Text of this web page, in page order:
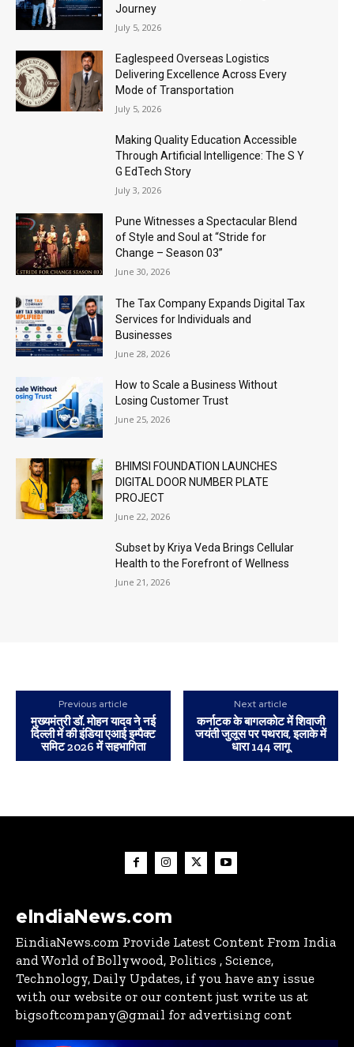
Journey
July 5, 2026
Eaglespeed Overseas Logistics
Delivering Excellence Across Every
Mode of Transportation
July 5, 2026
Making Quality Education Accessible
Through Artificial Intelligence: The S Y
G EdTech Story
July 3, 2026
Pune Witnesses a Spectacular Blend
of Style and Soul at “Stride for
Change – Season 03”
June 30, 2026
The Tax Company Expands Digital Tax
Services for Individuals and
Businesses
June 28, 2026
How to Scale a Business Without
Losing Customer Trust
June 25, 2026
BHIMSI FOUNDATION LAUNCHES
DIGITAL DOOR NUMBER PLATE
PROJECT
June 22, 2026
Subset by Kriya Veda Brings Cellular
Health to the Forefront of Wellness
June 21, 2026
Previous article
मुख्यमंत्री डॉ. मोहन यादव ने नई
दिल्ली में की इंडिया एआई इम्पैक्ट
समिट 2026 में सहभागिता
Next article
कर्नाटक के बागलकोट में शिवाजी
जयंती जुलूस पर पथराव, इलाके में
धारा 144 लागू
eIndiaNews.com
EindiaNews.com Provide Latest Content From India
and World of Bollywood, Politics , Science,
Technology, Daily Updates, if you have any issue
with our website or our content just write us at
bigsoftcompany@gmail for advertising cont